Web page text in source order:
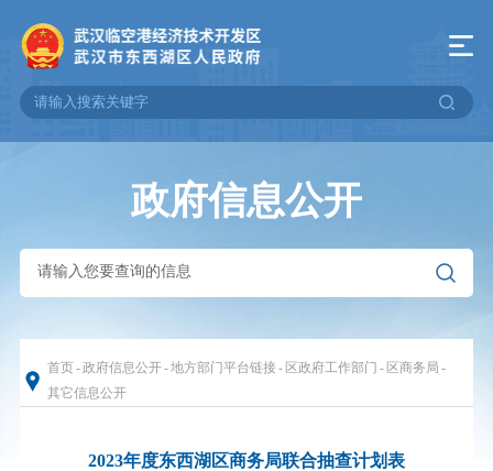
政府信息公开
首页-政府信息公开-地方部门平台链接- 区政府工作部门 - 区商务局 -
其它信息公开
2023年度东西湖区商务局联合抽查计划表